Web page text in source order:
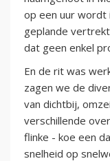
op een uur wordt
geplande
dat geen enkel
En de rit was
zagen we de
van dichtbij,
verschillende
flinke - koe een
snelheid op